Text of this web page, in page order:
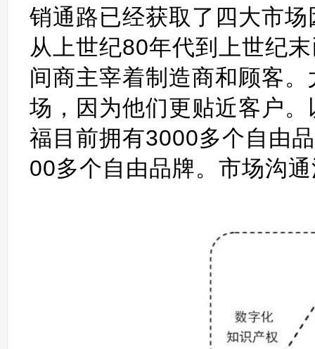
销通路已经获取了四大市
从上世纪80年代到上世纪
间商主宰着制造商和顾客
场，因为他们更贴近客户
福目前拥有3000多个自由
00多个自由品牌。市场沟